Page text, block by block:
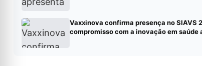
Vaxxinova confirma presença no SIAVS
compromisso com a inovação em saúde